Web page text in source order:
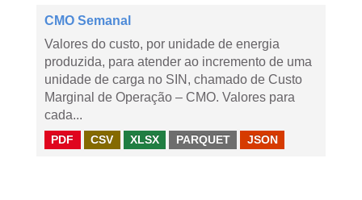
CMO Semanal
Valores do custo, por unidade de energia
produzida, para atender ao incremento de uma
unidade de carga no SIN, chamado de Custo
Marginal de Operação – CMO. Valores para
cada...
PDF CSV XLSX PARQUET JSON